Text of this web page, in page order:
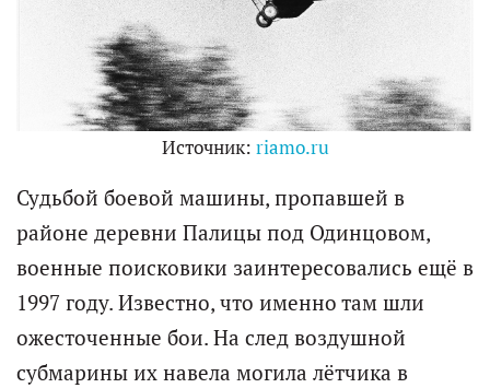
Источник: riamo.ru
Судьбой боевой машины, пропавшей в
районе деревни Палицы под Одинцовом,
военные поисковики заинтересовались ещё в
1997 году. Известно, что именно там шли
ожесточенные бои. На след воздушной
субмарины их навела могила лётчика в